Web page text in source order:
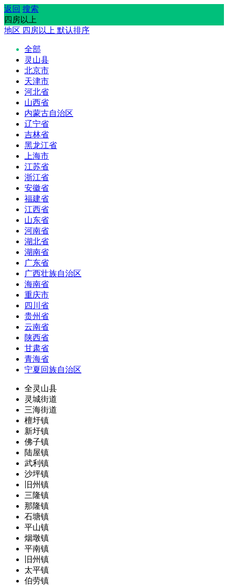
返回 搜索
四房以上
地区 四房以上 默认排序
全部
灵山县
北京市
天津市
河北省
山西省
内蒙古自治区
辽宁省
吉林省
黑龙江省
上海市
江苏省
浙江省
安徽省
福建省
江西省
山东省
河南省
湖北省
湖南省
广东省
广西壮族自治区
海南省
重庆市
四川省
贵州省
云南省
陕西省
甘肃省
青海省
宁夏回族自治区
全灵山县
灵城街道
三海街道
檀圩镇
新圩镇
佛子镇
陆屋镇
武利镇
沙坪镇
旧州镇
三隆镇
那隆镇
石塘镇
平山镇
烟墩镇
平南镇
旧州镇
太平镇
伯劳镇